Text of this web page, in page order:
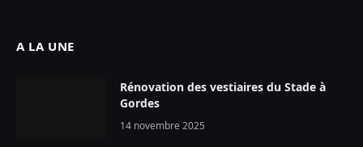
A LA UNE
Rénovation des vestiaires du Stade à
Gordes
14 novembre 2025